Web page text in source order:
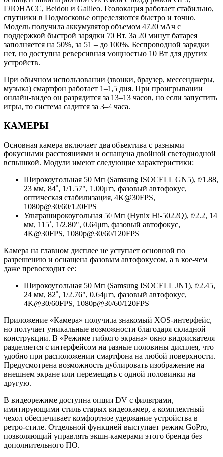
ГЛОНАСС, Beidou и Galileo. Геолокация работает стабильно,
спутники в Подмосковье определяются быстро и точно.
Модель получила аккумулятор объемом 4720 мАч с
поддержкой быстрой зарядки 70 Вт. За 20 минут батарея
заполняется на 50%, за 51 – до 100%. Беспроводной зарядки
нет, но доступна реверсивная мощностью 10 Вт для других
устройств.
При обычном использовании (звонки, браузер, мессенджеры,
музыка) смартфон работает 1–1,5 дня. При проигрывании
онлайн-видео он разрядится за 13–13 часов, но если запустить
игры, то система садится за 3–4 часа.
КАМЕРЫ
Основная камера включает два объектива с разными
фокусными расстояниями и оснащена двойной светодиодной
вспышкой. Модули имеют следующие характеристики:
Широкоугольная 50 Мп (Samsung ISOCELL GN5), f/1.88,
23 мм, 84˚, 1/1.57", 1.00μm, фазовый автофокус,
оптическая стабилизация, 4K@30FPS,
1080p@30/60/120FPS
Ультраширокоугольная 50 Мп (Hynix Hi-5022Q), f/2.2, 14
мм, 115˚, 1/2.80", 0.64μm, фазовый автофокус,
4K@30FPS, 1080p@30/60/120FPS
Камера на главном дисплее не уступает основной по
разрешению и оснащена фазовым автофокусом, а в кое-чем
даже превосходит ее:
Широкоугольная 50 Мп (Samsung ISOCELL JN1), f/2.45,
24 мм, 82˚, 1/2.76", 0.64μm, фазовый автофокус,
4K@30/60FPS, 1080p@30/60/120FPS
Приложение «Камера» получила знакомый XOS-интерфейс,
но получает уникальные возможности благодаря складной
конструкции. В «Режиме гибкого экрана» окно видоискателя
разделяется с интерфейсом на разные половины дисплея, что
удобно при расположении смартфона на любой поверхности.
Предусмотрена возможность дублировать изображение на
внешнем экране или перемещать с одной половинки на
другую.
В видеорежиме доступна опция DV с фильтрами,
имитирующими стиль старых видеокамер, а комплектный
чехол обеспечивает комфортное удержание устройства в
ретро-стиле. Отдельной функцией выступает режим GoPro,
позволяющий управлять экшн-камерами этого бренда без
дополнительного ПО.